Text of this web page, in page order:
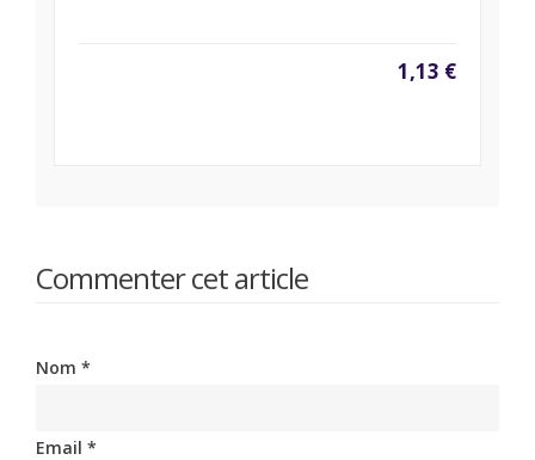
1,13 €
Commenter cet article
Nom *
Email *